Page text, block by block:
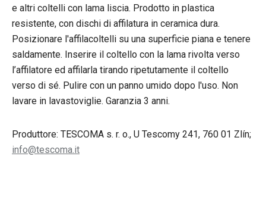
e altri coltelli con lama liscia. Prodotto in plastica
resistente, con dischi di affilatura in ceramica dura.
Posizionare l'affilacoltelli su una superficie piana e tenere
saldamente. Inserire il coltello con la lama rivolta verso
l’affilatore ed affilarla tirando ripetutamente il coltello
verso di sé. Pulire con un panno umido dopo l'uso. Non
lavare in lavastoviglie. Garanzia 3 anni.
Produttore: TESCOMA s. r. o., U Tescomy 241, 760 01 Zlín;
info@tescoma.it